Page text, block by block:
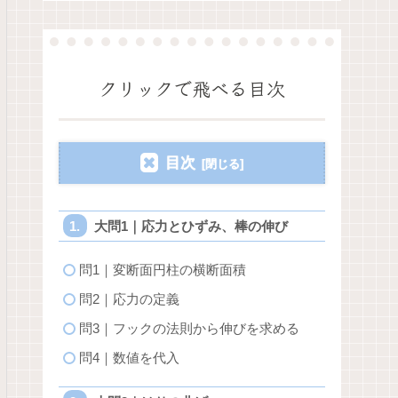
クリックで飛べる目次
目次
大問1｜応力とひずみ、棒の伸び
問1｜変断面円柱の横断面積
問2｜応力の定義
問3｜フックの法則から伸びを求める
問4｜数値を代入